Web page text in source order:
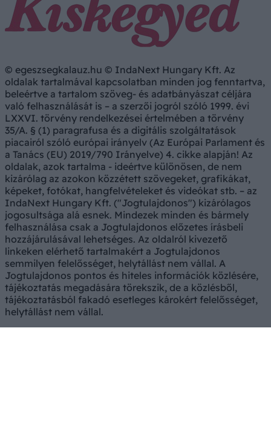
© egeszsegkalauz.hu © IndaNext Hungary Kft. Az
oldalak tartalmával kapcsolatban minden jog fenntartva,
beleértve a tartalom szöveg- és adatbányászat céljára
való felhasználását is – a szerzői jogról szóló 1999. évi
LXXVI. törvény rendelkezései értelmében a törvény
35/A. § (1) paragrafusa és a digitális szolgáltatások
piacairól szóló európai irányelv (Az Európai Parlament és
a Tanács (EU) 2019/790 Irányelve) 4. cikke alapján! Az
oldalak, azok tartalma - ideértve különösen, de nem
kizárólag az azokon közzétett szövegeket, grafikákat,
képeket, fotókat, hangfelvételeket és videókat stb. – az
IndaNext Hungary Kft. ("Jogtulajdonos") kizárólagos
jogosultsága alá esnek. Mindezek minden és bármely
felhasználása csak a Jogtulajdonos előzetes írásbeli
hozzájárulásával lehetséges. Az oldalról kivezető
linkeken elérhető tartalmakért a Jogtulajdonos
semmilyen felelősséget, helytállást nem vállal. A
Jogtulajdonos pontos és hiteles információk közlésére,
tájékoztatás megadására törekszik, de a közlésből,
tájékoztatásból fakadó esetleges károkért felelősséget,
helytállást nem vállal.